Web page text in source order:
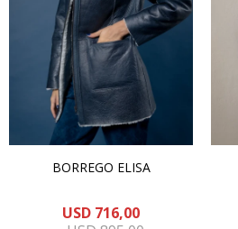
BORREGO ELISA
USD 716,00